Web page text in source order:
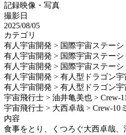
記録映像・写真
撮影日
2025/08/05
カテゴリ
有人宇宙開発 > 国際宇宙ステー
有人宇宙開発 > 国際宇宙ステー
有人宇宙開発 > 国際宇宙ステー
有人宇宙開発 > 有人型ドラゴン宇
有人宇宙開発 > 有人型ドラゴン宇
宇宙飛行士 > 油井亀美也 > Crew-
宇宙飛行士 > 大西卓哉 > Crew-10
内容
食事をとり、くつろぐ大西卓哉、